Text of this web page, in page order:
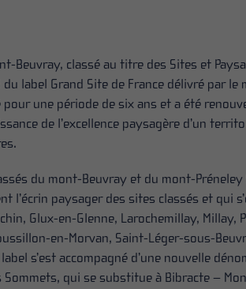
Beuvray, classé au titre des Sites et
label Grand Site de France délivré par
une période de six ans et a été
de l’excellence paysagère d’un
du mont-Beuvray et du mont-Préneley
l’écrin paysager des sites classés et qui
Glux-en-Glenne, Larochemillay, Millay,
en-Morvan, Saint-Léger-sous-
s’est accompagné d’une nouvelle
Sommets, qui se substitue à Bibracte –